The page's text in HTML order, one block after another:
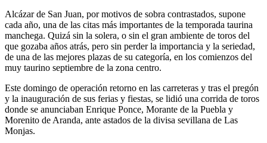
Alcázar de San Juan, por motivos de sobra contrastados, supone
cada año, una de las citas más importantes de la temporada taurina
manchega. Quizá sin la solera, o sin el gran ambiente de toros del
que gozaba años atrás, pero sin perder la importancia y la seriedad,
de una de las mejores plazas de su categoría, en los comienzos del
muy taurino septiembre de la zona centro.
Este domingo de operación retorno en las carreteras y tras el pregón
y la inauguración de sus ferias y fiestas, se lidió una corrida de toros
donde se anunciaban Enrique Ponce, Morante de la Puebla y
Morenito de Aranda, ante astados de la divisa sevillana de Las
Monjas.